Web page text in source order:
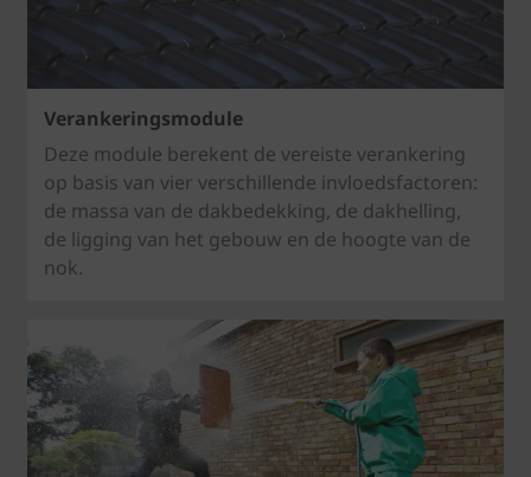
Verankeringsmodule
Deze module berekent de vereiste verankering
op basis van vier verschillende invloedsfactoren:
de massa van de dakbedekking, de dakhelling,
de ligging van het gebouw en de hoogte van de
nok.